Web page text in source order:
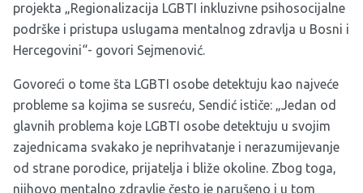
projekta „Regionalizacija LGBTI inkluzivne psihosocijalne
podrške i pristupa uslugama mentalnog zdravlja u Bosni i
Hercegovini“- govori Sejmenović.
Govoreći o tome šta LGBTI osobe detektuju kao najveće
probleme sa kojima se susreću, Sendić ističe: „Jedan od
glavnih problema koje LGBTI osobe detektuju u svojim
zajednicama svakako je neprihvatanje i nerazumijevanje
od strane porodice, prijatelja i bliže okoline. Zbog toga,
njihovo mentalno zdravlje često je narušeno i u tom